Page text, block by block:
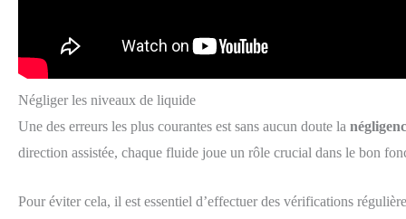
Négliger les niveaux de liquide
Une des erreurs les plus courantes est sans aucun doute la
direction assistée, chaque fluide joue un rôle crucial dans le bon
Pour éviter cela, il est essentiel d’effectuer des vérifications